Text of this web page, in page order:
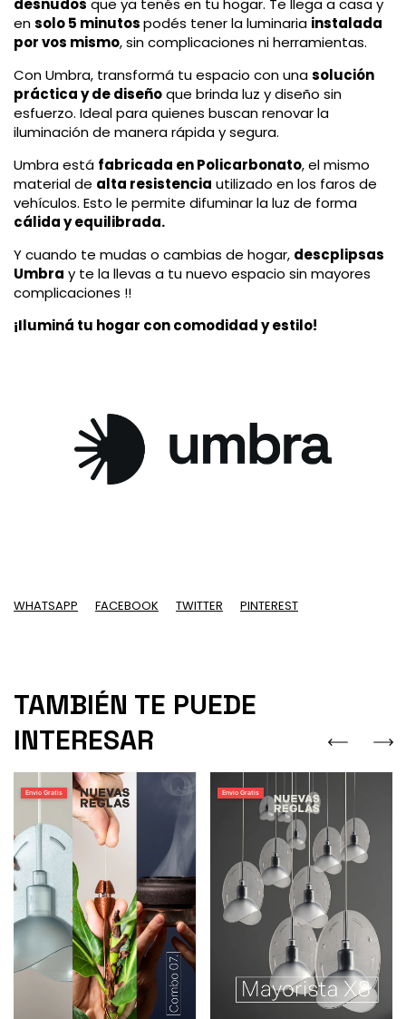
desnudos que ya tenés en tu hogar. Te llega a casa y
ensolo 5 minutospodés tener la luminaria instalada
por vos mismo, sin complicaciones ni herramientas.
Con Umbra, transformá tu espacio con unasolución
práctica y de diseñoque brinda luz y diseño sin
esfuerzo. Ideal para quienes buscan renovar la
iluminación de manera rápida y segura.
Umbra está fabricada en Policarbonato, el mismo
material de alta resistencia utilizado en los faros de
vehículos. Esto le permite difuminar la luz de forma
cálida y equilibrada.
Y cuando te mudas o cambias de hogar, descplipsas
Umbra y te la llevas a tu nuevo espacio sin mayores
complicaciones !!
¡Iluminá tu hogar con comodidad y estilo!
WHATSAPP FACEBOOK TWITTER PINTEREST
TAMBIÉN TE PUEDE
INTERESAR
Envio Gratis Envio Gratis